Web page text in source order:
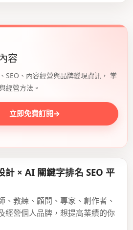
容
SEO、內容經營與品牌變現資訊， 掌
經營方法。
立即免費訂閱→
計 × AI 關鍵字排名 SEO 平
、教練、顧問、專家、創作者、
經營個人品牌，想提高業績的你